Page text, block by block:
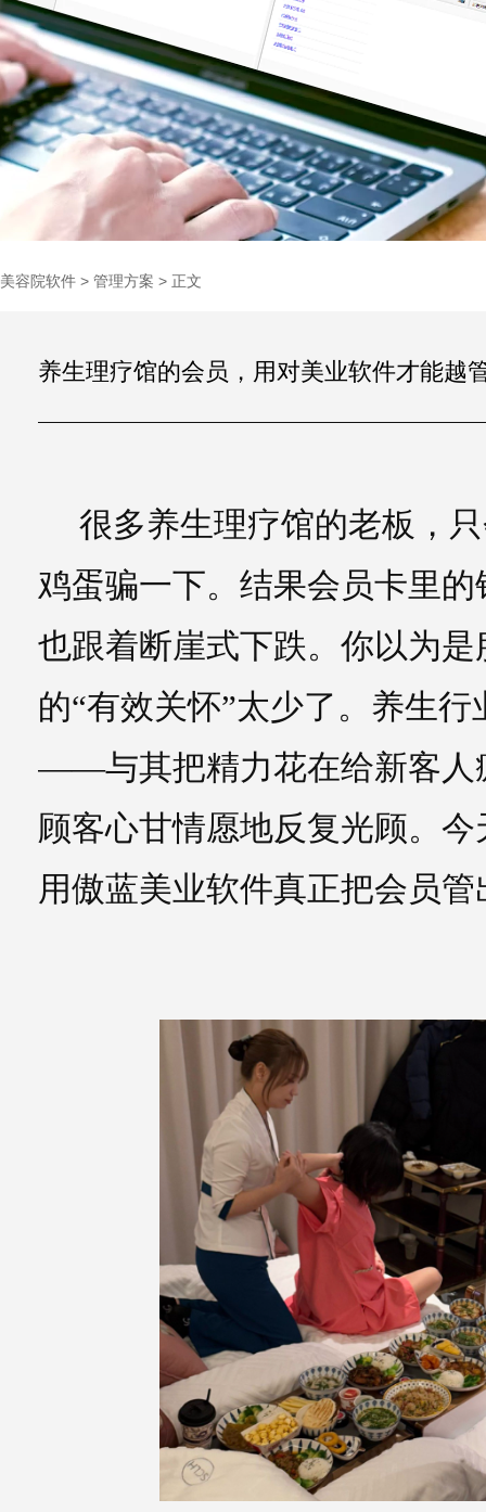
美容院软件 > 管理方案 > 正文
养生理疗馆的会员，用对美业软件才能越
很多养生理疗馆的老板，
鸡蛋骗一下。结果会员卡里
也跟着断崖式下跌。你以为
的“有效关怀”太少了。养生
——与其把精力花在给新客人
顾客心甘情愿地反复光顾。
用傲蓝美业软件真正把会员